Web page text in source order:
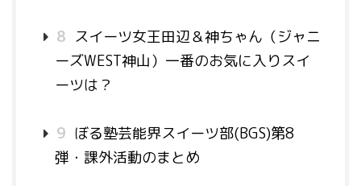
8 スイーツ女王田辺＆神ちゃん（ジャニ
ーズWEST神山）一番のお気に入りスイ
ーツは？
9 ぼる塾芸能界スイーツ部(BGS)第8
弾・課外活動のまとめ